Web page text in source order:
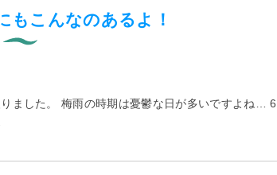
もこんなのあるよ！
ました。 梅雨の時期は憂鬱な日が多いですよね…